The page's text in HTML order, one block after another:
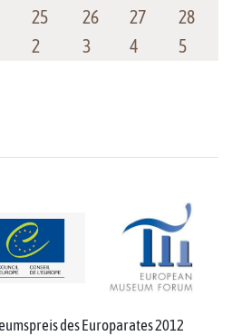
25 26 27
28
2 3 4 5
des Europarates 2012